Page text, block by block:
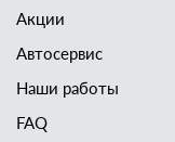
Акции
Автосервис
Наши работы
FAQ